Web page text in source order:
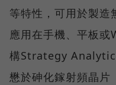
等特性，可用於製造
應用在手機、平板
構Strategy
懋於砷化鎵射頻晶片